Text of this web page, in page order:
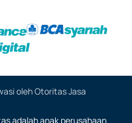
oleh Otoritas Jasa
adalah anak perusahaan